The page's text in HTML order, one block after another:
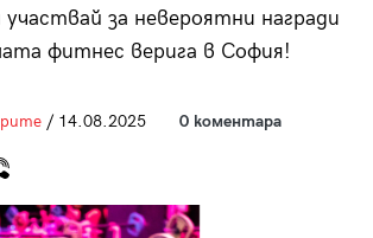
за невероятни награди
фитнес верига в София!
/ 14.08.2025 0 коментара